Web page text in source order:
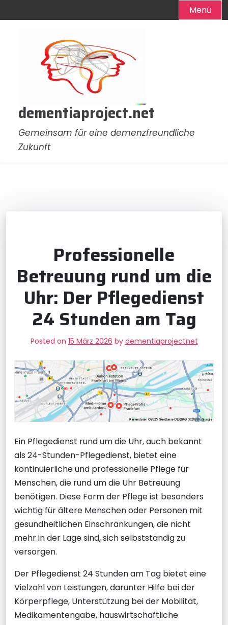
Menü
dementiaproject.net
Gemeinsam für eine demenzfreundliche
Zukunft
Professionelle
Betreuung rund um die
Uhr: Der Pflegedienst
24 Stunden am Tag
Posted on 15 März 2026 by dementiaprojectnet
Ein Pflegedienst rund um die Uhr, auch bekannt
als 24-Stunden-Pflegedienst, bietet eine
kontinuierliche und professionelle Pflege für
Menschen, die rund um die Uhr Betreuung
benötigen. Diese Form der Pflege ist besonders
wichtig für ältere Menschen oder Personen mit
gesundheitlichen Einschränkungen, die nicht
mehr in der Lage sind, sich selbstständig zu
versorgen.
Der Pflegedienst 24 Stunden am Tag bietet eine
Vielzahl von Leistungen, darunter Hilfe bei der
Körperpflege, Unterstützung bei der Mobilität,
Medikamentengabe, hauswirtschaftliche